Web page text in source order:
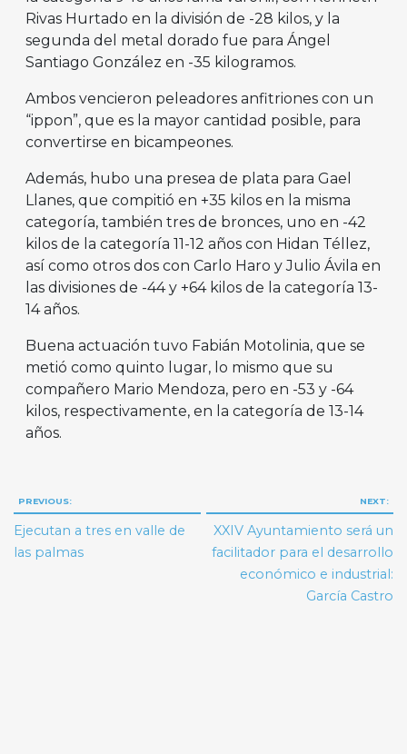
Rivas Hurtado en la división de -28 kilos, y la
segunda del metal dorado fue para Ángel
Santiago González en -35 kilogramos.
Ambos vencieron peleadores anfitriones con un
“ippon”, que es la mayor cantidad posible, para
convertirse en bicampeones.
Además, hubo una presea de plata para Gael
Llanes, que compitió en +35 kilos en la misma
categoría, también tres de bronces, uno en -42
kilos de la categoría 11-12 años con Hidan Téllez,
así como otros dos con Carlo Haro y Julio Ávila en
las divisiones de -44 y +64 kilos de la categoría 13-
14 años.
Buena actuación tuvo Fabián Motolinia, que se
metió como quinto lugar, lo mismo que su
compañero Mario Mendoza, pero en -53 y -64
kilos, respectivamente, en la categoría de 13-14
años.
Navegación
de
entradas
PREVIOUS:
Ejecutan a tres en valle de
las palmas
NEXT:
XXIV Ayuntamiento será un
facilitador para el desarrollo
económico e industrial:
García Castro